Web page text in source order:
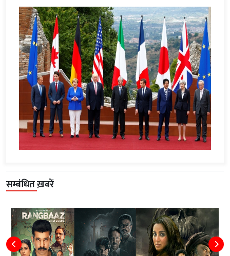
सम्बंधित ख़बरें